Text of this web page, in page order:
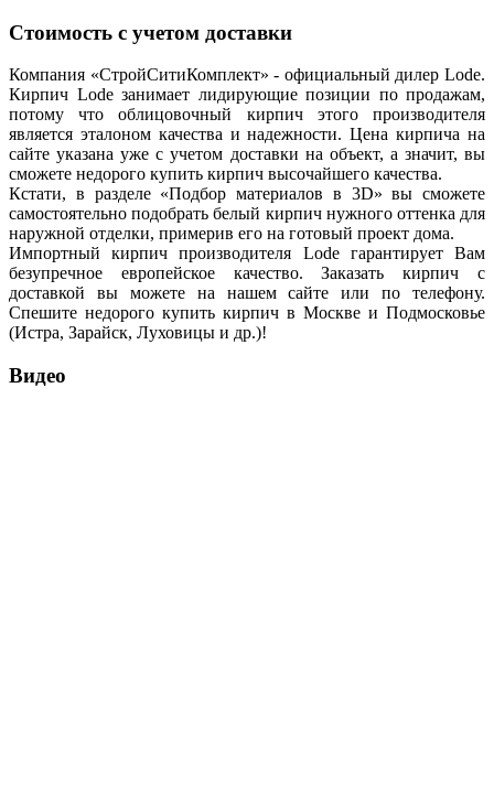
Стоимость с учетом доставки
Компания «СтройСитиКомплект» - официальный дилер Lode.
Кирпич Lode занимает лидирующие позиции по продажам,
потому что облицовочный кирпич этого производителя
является эталоном качества и надежности. Цена кирпича на
сайте указана уже с учетом доставки на объект, а значит, вы
сможете недорого купить кирпич высочайшего качества.
Кстати, в разделе «Подбор материалов в 3D» вы сможете
самостоятельно подобрать белый кирпич нужного оттенка для
наружной отделки, примерив его на готовый проект дома.
Импортный кирпич производителя Lode гарантирует Вам
безупречное европейское качество. Заказать кирпич с
доставкой вы можете на нашем сайте или по телефону.
Спешите недорого купить кирпич в Москве и Подмосковье
(Истра, Зарайск, Луховицы и др.)!
Видео